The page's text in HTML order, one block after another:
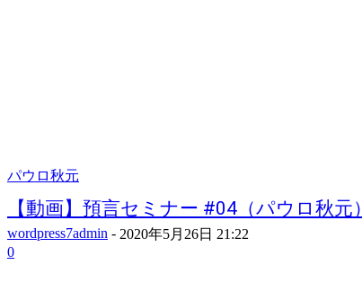
パウロ秋元
【動画】預言セミナー #04（パウロ秋元）
wordpress7admin - 2020年5月26日 21:22
0